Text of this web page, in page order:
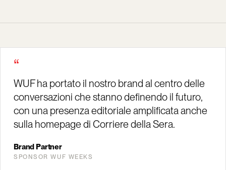
“
WUF ha portato il nostro brand al centro delle
conversazioni che stanno definendo il futuro,
con una presenza editoriale amplificata anche
sulla homepage di Corriere della Sera.
Brand Partner
SPONSOR WUF WEEKS